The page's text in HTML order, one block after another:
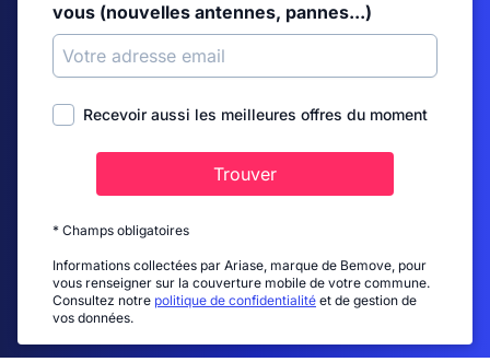
vous (nouvelles antennes, pannes...)
Recevoir aussi les meilleures offres du moment
Trouver
* Champs obligatoires
Informations collectées par Ariase, marque de Bemove, pour
vous renseigner sur la couverture mobile de votre commune.
Consultez notre politique de confidentialité et de gestion de
vos données.